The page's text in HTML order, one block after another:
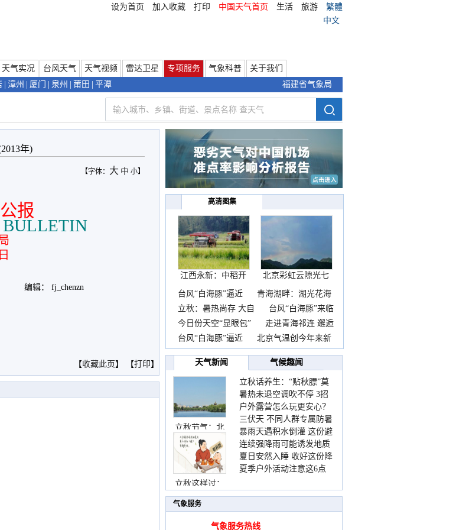
设为首页 加入收藏 打印 中国天气首页 生活 旅游
繁體
中文
天气实况 台风天气 天气视频 雷达卫星 专项服务 气象科普
关于我们
漳州 厦门 泉州 莆田 平潭 福建省气象局
年)
【字体： 大 中 小】
报
BULLETIN
日
编辑： fj_chenzn
【收藏此页 】 【打印】
高清图集
江西永新：中稻开
镰抢
北京彩虹云隙光七
彩云
台风“白海豚”逼近
青海湖畔：湖光花海
长
立秋：暑热尚存 大自
台风“白海豚”来临
前
今日份天空“显眼包”
走进青海祁连 邂逅
一
台风“白海豚”逼近
北京气温创今年来新
高
天气新闻
气候趣闻
立秋节气：北
立秋这样过：
立秋话养生：“贴秋膘”莫
着急 先清暑再防燥
暑热未退空调吹不停 3招
护住肩颈不酸痛
户外露营怎么玩更安心？
这份攻略请收好
三伏天 不同人群专属防暑
要点请收好
暴雨天遇积水倒灌 这份避
险提示请收好
连续强降雨可能诱发地质
灾害 这些前兆要知道
夏日安然入睡 收好这份降
温小贴士
夏季户外活动注意这6点
气象服务
气象服务热线